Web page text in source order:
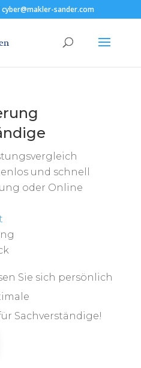
cyber@makler-sander.com
und schnell
oder Online
Sie sich persönlich
Sachverständige!